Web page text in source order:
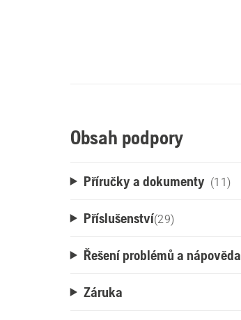
Obsah podpory
Příručky a dokumenty (11)
Příslušenství(29)
Řešení problémů a nápověda
Záruka